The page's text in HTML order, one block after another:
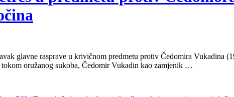
glavne rasprave u krivičnom predmetu protiv Čedomira Vukadina
oružanog sukoba, Čedomir Vukadin kao zamjenik …